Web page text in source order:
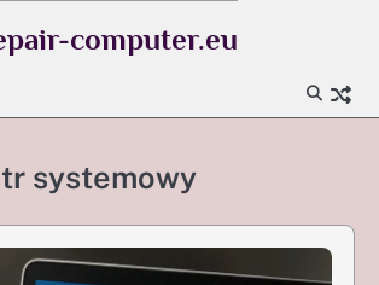
computer.eu
systemowy